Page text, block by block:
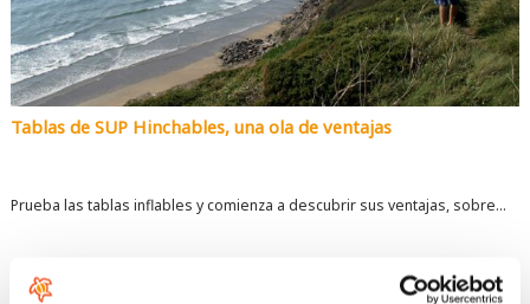
Tablas de SUP Hinchables, una ola de ventajas
Prueba las tablas inflables y comienza a descubrir sus ventajas, sobre...